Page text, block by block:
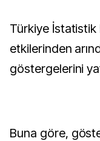
Türkiye İstatistik
etkilerinden
göstergelerini
Buna göre,